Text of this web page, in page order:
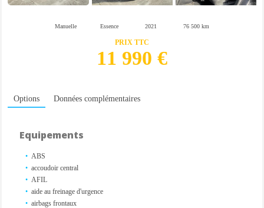
Manuelle Essence 2021 76 500 km
PRIX TTC
11 990 €
Options Données complémentaires
Equipements
ABS
accoudoir central
AFIL
aide au freinage d'urgence
airbags frontaux